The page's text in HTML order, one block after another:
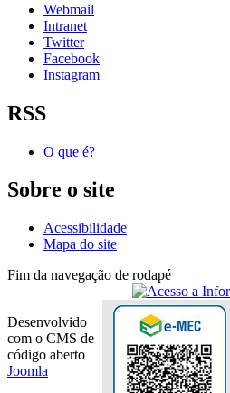
Webmail
Intranet
Twitter
Facebook
Instagram
RSS
O que é?
Sobre o site
Acessibilidade
Mapa do site
Fim da navegação de rodapé
Desenvolvido
com o CMS de
código aberto
Joomla